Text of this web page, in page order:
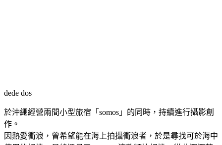
dede dos
於沖繩經營兩間小型旅宿「somos」的同時，持續進行攝影創
作。
因熱愛衝浪，曾希望能在海上拍攝衝浪者，於是尋找可於海中